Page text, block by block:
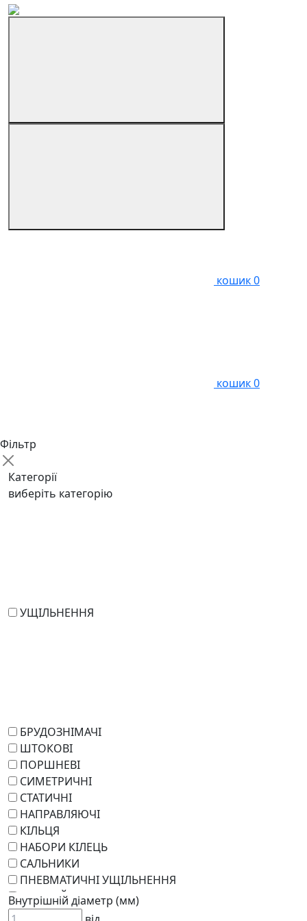
кошик0
кошик0
Фільтр
Категорії
виберіть категорію
УЩІЛЬНЕННЯ
БРУДОЗНІМАЧІ
ШТОКОВІ
ПОРШНЕВІ
СИМЕТРИЧНІ
СТАТИЧНІ
НАПРАВЛЯЮЧІ
КІЛЬЦЯ
НАБОРИ КІЛЕЦЬ
САЛЬНИКИ
ПНЕВМАТИЧНІ УЩІЛЬНЕННЯ
РОТАЦІЙНІ
РЕМКОМПЛЕКТИ
Внутрішній діаметр (мм)